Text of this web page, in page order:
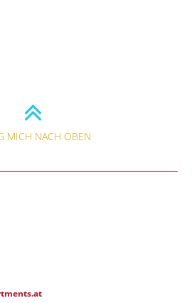
MICH NACH OBEN